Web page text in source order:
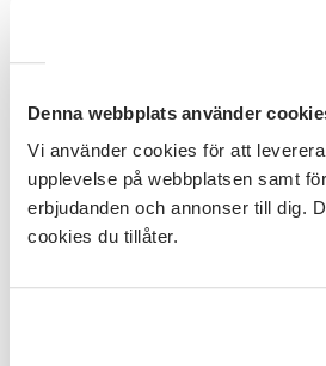
Denna webbplats använder
Vi använder cookies för att
upplevelse på webbplatsen samt
erbjudanden och annonser till dig.
cookies du tillåter.
För dig som:
längs ryggraden.
Viktigt
Du måste anmäla dig,
med dig varma kläder, ficklampa
Om projektet
"Spökvandringar på historiska